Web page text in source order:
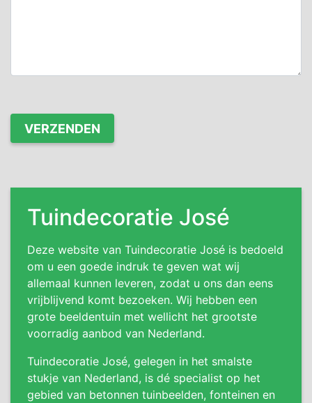
Tuindecoratie José
Deze website van Tuindecoratie José is bedoeld
om u een goede indruk te geven wat wij
allemaal kunnen leveren, zodat u ons dan eens
vrijblijvend komt bezoeken. Wij hebben een
grote beeldentuin met wellicht het grootste
voorradig aanbod van Nederland.
Tuindecoratie José, gelegen in het smalste
stukje van Nederland, is dé specialist op het
gebied van betonnen tuinbeelden, fonteinen en